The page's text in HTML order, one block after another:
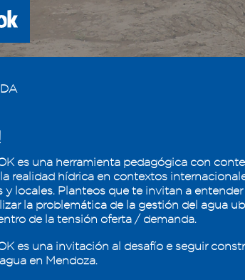
1 2 3 4 5 6 7
hídricos de
su contexto
hídricos superficiales
¿Cómo se
1. En primer lugar
2. Una vez
es una herramienta pedagógica con
realidad hídrica en contextos
y locales. Planteos que te invitan a entender
la problemática de la gestión del agua
de la tensión oferta / demanda.
es una invitación al desafío e seguir
en Mendoza.